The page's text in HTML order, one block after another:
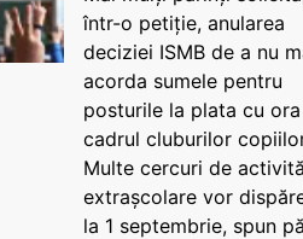
într-o petiție, anularea
deciziei ISMB de a nu
acorda sumele pentru
posturile la plata cu
cadrul cluburilor
Multe cercuri de
extrașcolare vor
la 1 septembrie, spun